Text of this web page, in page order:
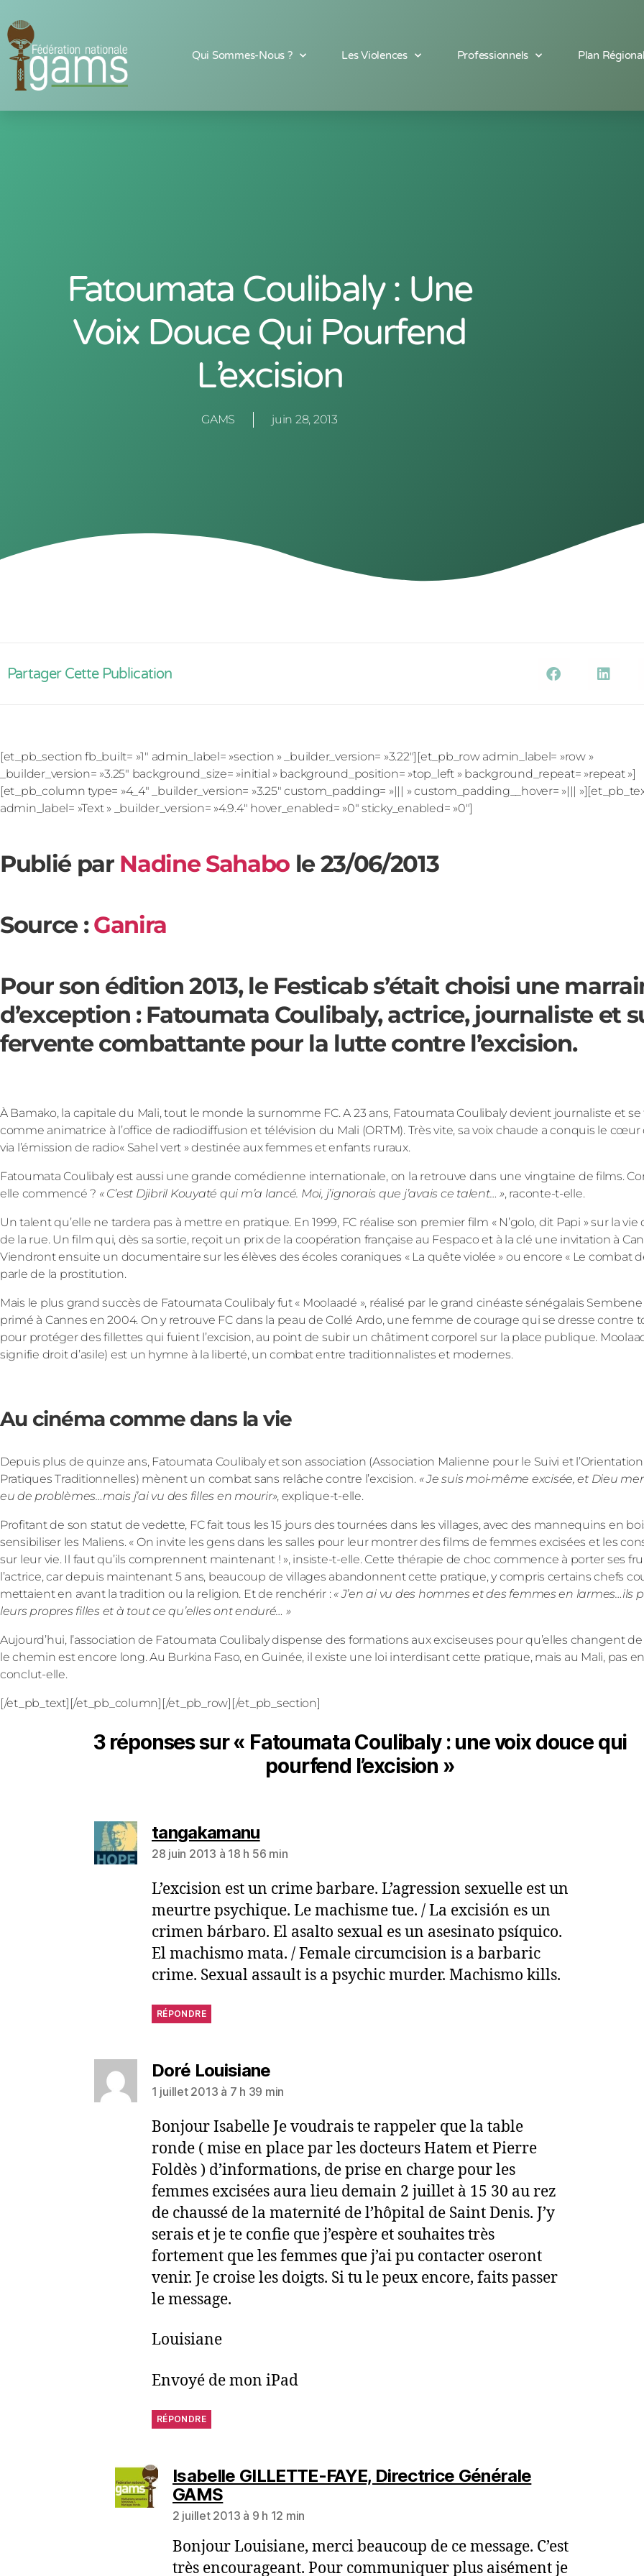
Qui Sommes-Nous ? Les Violences Professionnels Plan
Fatoumata Coulibaly : Une
Voix Douce Qui Pourfend
L’excision
GAMS juin 28, 2013
Partager Cette Publication
[et_pb_section fb_built= »1″ admin_label= »section » _builder_version= »3.22″][et_pb_row admin_label= »row »
_builder_version= »3.25″ background_size= »initial » background_position= »top_left » background_repeat= »repeat »]
[et_pb_column type= »4_4″ _builder_version= »3.25″ custom_padding= »||| » custom_padding__hover= »|||
admin_label= »Text » _builder_version= »4.9.4″ hover_enabled= »0″ sticky_enabled= »0″]
Publié par Nadine Sahabo le 23/06/2013
Source :Ganira
Pour son édition 2013, le Festicab s’était choisi une
d’exception : Fatoumata Coulibaly, actrice, journaliste et
fervente combattante pour la lutte contre l’excision.
À Bamako, la capitale du Mali, tout le monde la surnomme FC. A 23 ans, Fatoumata Coulibaly devient journaliste et
comme animatrice à l’office de radiodiffusion et télévision du Mali (ORTM). Très vite, sa voix chaude a conquis le cœur
via l’émission de radio« Sahel vert » destinée aux femmes et enfants ruraux.
Fatoumata Coulibaly est aussi une grande comédienne internationale, on la retrouve dans une vingtaine de films.
elle commencé ? « C’est Djibril Kouyaté qui m’a lancé. Moi, j’ignorais que j’avais ce talent… », raconte-t-elle.
Un talent qu’elle ne tardera pas à mettre en pratique. En 1999, FC réalise son premier film « N’golo, dit Papi » sur la
de la rue. Un film qui, dès sa sortie, reçoit un prix de la coopération française au Fespaco et à la clé une invitation à
Viendront ensuite un documentaire sur les élèves des écoles coraniques « La quête violée » ou encore « Le combat
parle de la prostitution.
Mais le plus grand succès de Fatoumata Coulibaly fut « Moolaadé », réalisé par le grand cinéaste sénégalais
primé à Cannes en 2004. On y retrouve FC dans la peau de Collé Ardo, une femme de courage qui se dresse contre
pour protéger des fillettes qui fuient l’excision, au point de subir un châtiment corporel sur la place publique.
signifie droit d’asile) est un hymne à la liberté, un combat entre traditionnalistes et modernes.
Au cinéma comme dans la vie
Depuis plus de quinze ans, Fatoumata Coulibaly et son association (Association Malienne pour le Suivi et
Pratiques Traditionnelles) mènent un combat sans relâche contre l’excision. « Je suis moi-même excisée, et Dieu
eu de problèmes…mais j’ai vu des filles en mourir», explique-t-elle.
Profitant de son statut de vedette, FC fait tous les 15 jours des tournées dans les villages, avec des mannequins en
sensibiliser les Maliens. « On invite les gens dans les salles pour leur montrer des films de femmes excisées et les
sur leur vie. Il faut qu’ils comprennent maintenant ! », insiste-t-elle. Cette thérapie de choc commence à porter ses
l’actrice, car depuis maintenant 5 ans, beaucoup de villages abandonnent cette pratique, y compris certains chefs
mettaient en avant la tradition ou la religion. Et de renchérir : « J’en ai vu des hommes et des femmes en larmes…ils
leurs propres filles et à tout ce qu’elles ont enduré… »
Aujourd’hui, l’association de Fatoumata Coulibaly dispense des formations aux exciseuses pour qu’elles changent
le chemin est encore long. Au Burkina Faso, en Guinée, il existe une loi interdisant cette pratique, mais au Mali, pas
conclut-elle.
[/et_pb_text][/et_pb_column][/et_pb_row][/et_pb_section]
3 réponses sur « Fatoumata Coulibaly : une voix douce qui
pourfend l’excision »
tangakamanu
28 juin 2013 à 18 h 56 min
L’excision est un crime barbare. L’agression sexuelle est un
meurtre psychique. Le machisme tue. / La excisión es un
crimen bárbaro. El asalto sexual es un asesinato psíquico.
El machismo mata. / Female circumcision is a barbaric
crime. Sexual assault is a psychic murder. Machismo kills.
RÉPONDRE
Doré Louisiane
1 juillet 2013 à 7 h 39 min
Bonjour Isabelle Je voudrais te rappeler que la table
ronde ( mise en place par les docteurs Hatem et Pierre
Foldès ) d’informations, de prise en charge pour les
femmes excisées aura lieu demain 2 juillet à 15 30 au rez
de chaussé de la maternité de l’hôpital de Saint Denis. J’y
serais et je te confie que j’espère et souhaites très
fortement que les femmes que j’ai pu contacter oseront
venir. Je croise les doigts. Si tu le peux encore, faits passer
le message.
Louisiane
Envoyé de mon iPad
RÉPONDRE
Isabelle GILLETTE-FAYE, Directrice Générale
GAMS
2 juillet 2013 à 9 h 12 min
Bonjour Louisiane, merci beaucoup de ce message. C’est
très encourageant. Pour communiquer plus aisément je